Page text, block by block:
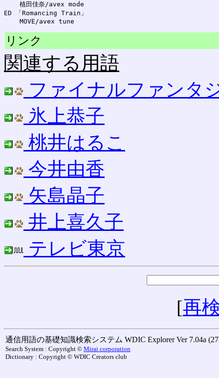
    植田佳奈/avex mode
ED 「Romancing Train」
リンク
関連する用語
ファイナルファンタ
氷上恭子
桃井はるこ
今井由香
矢島晶子
井上喜久子
テレビ東京
[再
通信用語の基礎知識検索システム WDIC Explorer Ver 7.04a
Search System : Copyright © Mirai corporation
Dictionary : Copyright © WDIC Creators club